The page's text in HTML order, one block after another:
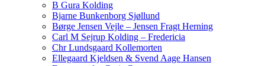
B Gura Kolding
Bjarne Bunkenborg Sjøllund
Børge Jensen Vejle – Jensen Fragt Herning
Carl M Sejrup Kolding – Fredericia
Chr Lundsgaard Kollemorten
Ellegaard Kjeldsen & Svend Aage Hansen